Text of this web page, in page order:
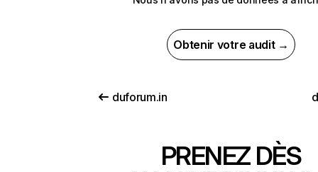
Obtenir votre audit →
duforum.in
PRENEZ DÈS